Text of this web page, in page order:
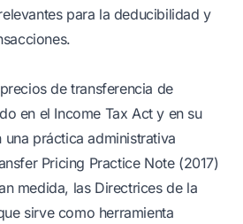
para la deducibilidad y
de transferencia de
en el Income Tax Act y en su
una práctica administrativa
Pricing Practice Note (2017)
medida, las Directrices de la
sirve como herramienta